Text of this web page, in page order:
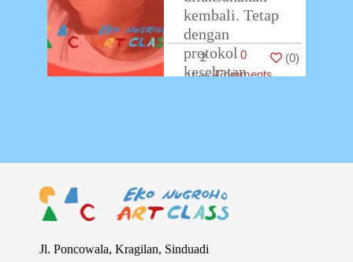
kembali. Tetap
dengan
protokol
kesehatan
peserta agar
bisa
2
0
Comments
(0)
Jl. Poncowala, Kragilan, Sinduadi